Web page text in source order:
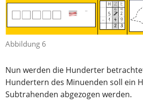
Abbildung 6
Nun werden die Hunderter
Hundertern des Minuenden soll ein
Subtrahenden abgezogen werden.